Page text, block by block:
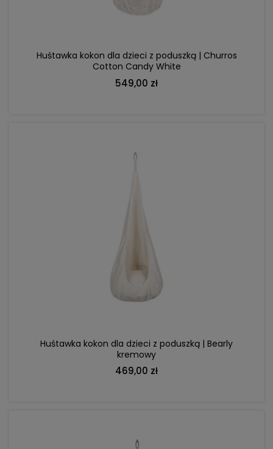
Huśtawka kokon dla dzieci z poduszką | Churros
Cotton Candy White
549,00 zł
Huśtawka kokon dla dzieci z poduszką | Bearly
kremowy
469,00 zł
DO KOSZYKA